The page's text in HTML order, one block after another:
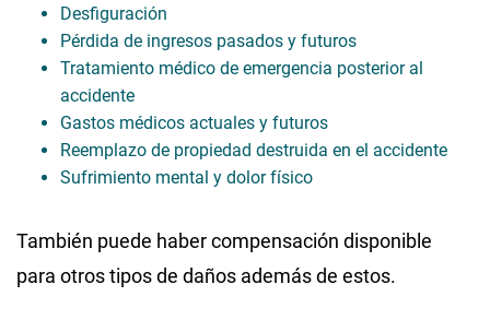
Desfiguración
Pérdida de ingresos pasados y futuros
Tratamiento médico de emergencia posterior al
accidente
Gastos médicos actuales y futuros
Reemplazo de propiedad destruida en el accidente
Sufrimiento mental y dolor físico
También puede haber compensación disponible
para otros tipos de daños además de estos.